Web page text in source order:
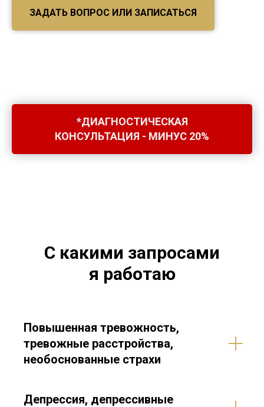
ЗАДАТЬ ВОПРОС ИЛИ ЗАПИСАТЬСЯ
*ДИАГНОСТИЧЕСКАЯ
КОНСУЛЬТАЦИЯ - МИНУС 20%
С какими запросами
я работаю
Повышенная тревожность,
тревожные расстройства,
необоснованные страхи
Депрессия, депрессивные